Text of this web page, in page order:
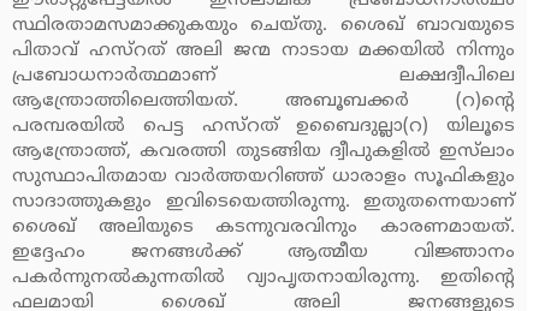
സ്ഥിരതാമസമാക്കുകയും ചെയ്തു. ശൈഖ് ബാവയുടെ
പിതാവ് ഹസ്‌റത് അലി ജന്മ നാടായ മക്കയില്‍ നിന്നും
പ്രബോധനാര്‍ത്ഥമാണ് ലക്ഷദ്വീപിലെ
ആന്ത്രോത്തിലെത്തിയത്. അബൂബക്കര്‍ (റ)ന്റെ
പരമ്പരയില്‍ പെട്ട ഹസ്‌റത് ഉബൈദുല്ലാ(റ) യിലൂടെ
ആന്ത്രോത്ത്, കവരത്തി തുടങ്ങിയ ദ്വീപുകളില്‍ ഇസ്‌ലാം
സുസ്ഥാപിതമായ വാര്‍ത്തയറിഞ്ഞ് ധാരാളം സൂഫികളും
സാദാത്തുകളും ഇവിടെയെത്തിരുന്നു. ഇതുതന്നെയാണ്
ശൈഖ് അലിയുടെ കടന്നുവരവിനും കാരണമായത്.
ഇദ്ദേഹം ജനങ്ങള്‍ക്ക് ആത്മീയ വിജ്ഞാനം
പകര്‍ന്നുനല്‍കുന്നതില്‍ വ്യാപൃതനായിരുന്നു. ഇതിന്റെ
ഫലമായി ശൈഖ് അലി ജനങ്ങളുടെ